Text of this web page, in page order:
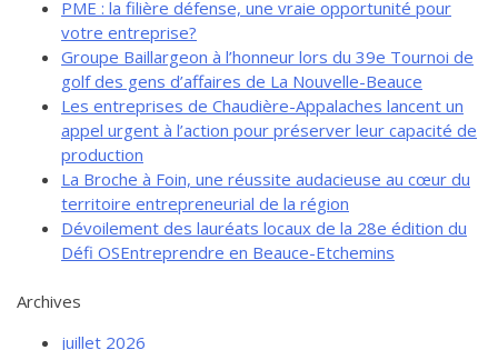
de solidarité
Futurpreneur
Toile entrepreneuriale Nouvelle-
Beauce
Événements et formations
Documentation
PME : la filière défense, une vraie opportunité pour
votre entreprise?
Groupe Baillargeon à l’honneur lors du 39e Tournoi de
golf des gens d’affaires de La Nouvelle-Beauce
Les entreprises de Chaudière-Appalaches lancent un
appel urgent à l’action pour préserver leur capacité de
production
La Broche à Foin, une réussite audacieuse au cœur du
territoire entrepreneurial de la région
Dévoilement des lauréats locaux de la 28e édition du
Défi OSEntreprendre en Beauce-Etchemins
Archives
juillet 2026